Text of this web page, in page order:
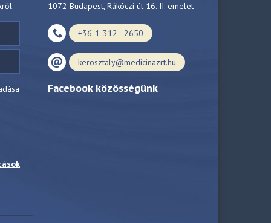
1072 Budapest, Rákóczi út 16. II. emelet
+36-1-312 - 2650
kerosztaly@medicinazrt.hu
Facebook közösségünk